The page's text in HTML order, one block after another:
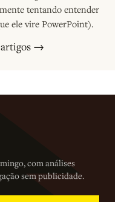
tentando entender
ele vire PowerPoint).
artigos →
com análises
sem publicidade.